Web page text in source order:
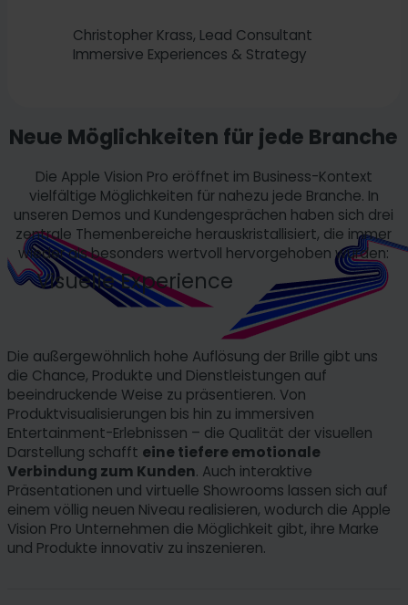
Christopher Krass, Lead Consultant
Immersive Experiences & Strategy
Neue Möglichkeiten für jede Branche
Die Apple Vision Pro eröffnet im Business-Kontext
vielfältige Möglichkeiten für nahezu jede Branche. In
unseren Demos und Kundengesprächen haben sich drei
zentrale Themenbereiche herauskristallisiert, die immer
wieder als besonders wertvoll hervorgehoben wurden:
Visuelle Experience
Die außergewöhnlich hohe Auflösung der Brille gibt uns
die Chance, Produkte und Dienstleistungen auf
beeindruckende Weise zu präsentieren. Von
Produktvisualisierungen bis hin zu immersiven
Entertainment-Erlebnissen – die Qualität der visuellen
Darstellung schafft eine tiefere emotionale
Verbindung zum Kunden. Auch interaktive
Präsentationen und virtuelle Showrooms lassen sich auf
einem völlig neuen Niveau realisieren, wodurch die Apple
Vision Pro Unternehmen die Möglichkeit gibt, ihre Marke
und Produkte innovativ zu inszenieren.